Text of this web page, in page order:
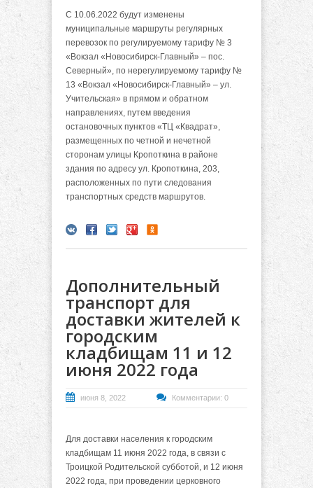
С 10.06.2022 будут изменены
муниципальные маршруты регулярных
перевозок по регулируемому тарифу № 3
«Вокзал «Новосибирск-Главный» – пос.
Северный», по нерегулируемому тарифу №
13 «Вокзал «Новосибирск-Главный» – ул.
Учительская» в прямом и обратном
направлениях, путем введения
остановочных пунктов «ТЦ «Квадрат»,
размещенных по четной и нечетной
сторонам улицы Кропоткина в районе
здания по адресу ул. Кропоткина, 203,
расположенных по пути следования
транспортных средств маршрутов.
Дополнительный
транспорт для
доставки жителей к
городским
кладбищам 11 и 12
июня 2022 года
июня 8, 2022 Комментарии: 0
Для доставки населения к городским
кладбищам 11 июня 2022 года, в связи с
Троицкой Родительской субботой, и 12 июня
2022 года, при проведении церковного